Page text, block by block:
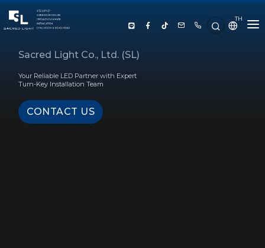
TH
HOME
ABOUT US
PRODUCT
Sacred Light Co., Ltd. (SL)
Your Reliable LED Partner with Expert
Turn-Key Installation Team
CONTACT US